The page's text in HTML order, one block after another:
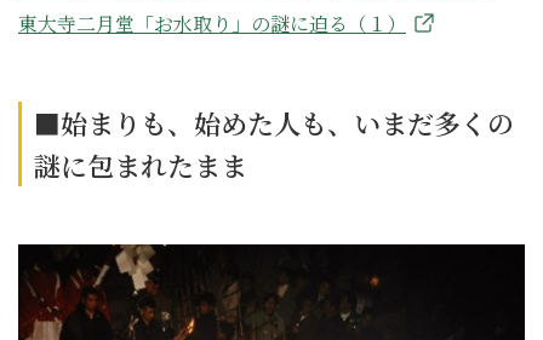
東大寺二月堂「お水取り」の謎に迫る（１）
■始まりも、始めた人も、いまだ多くの
謎に包まれたまま